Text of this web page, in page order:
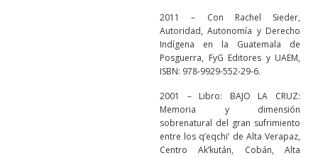
2011 – Con Rachel Sieder,
Autoridad, Autonomía y Derecho
Indígena en la Guatemala de
Posguerra, FyG Editores y UAEM,
ISBN: 978-9929-552-29-6.
2001 – Libro: BAJO LA CRUZ:
Memoria y dimensión
sobrenatural del gran sufrimiento
entre los q’eqchi’ de Alta Verapaz,
Centro Ak’kután, Cobán, Alta